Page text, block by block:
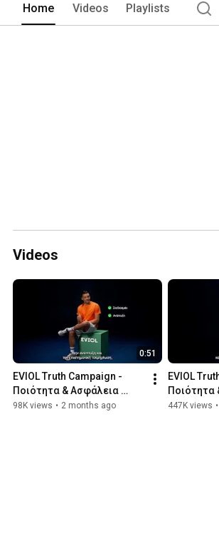
Home Videos Playlists
Videos
0:51
EVIOL Truth Campaign -
Ποιότητα & Ασφάλεια
συμπληρωμάτων
98K views • 2 months ago
EVIOL
Ποιότητα
447K views •